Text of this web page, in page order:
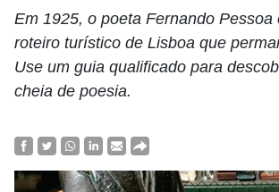
Em 1925, o poeta Fernando Pessoa
roteiro turístico de Lisboa que
Use um guia qualificado para
cheia de poesia.